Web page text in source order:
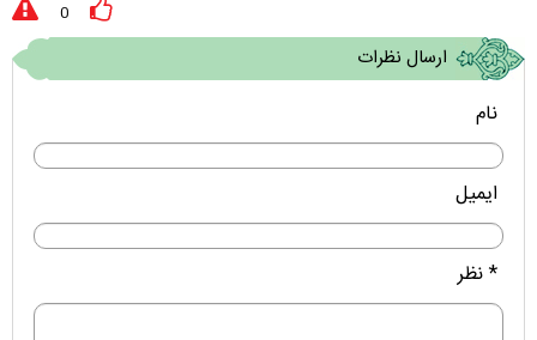
0
ارسال نظرات
نام
ایمیل
* نظر